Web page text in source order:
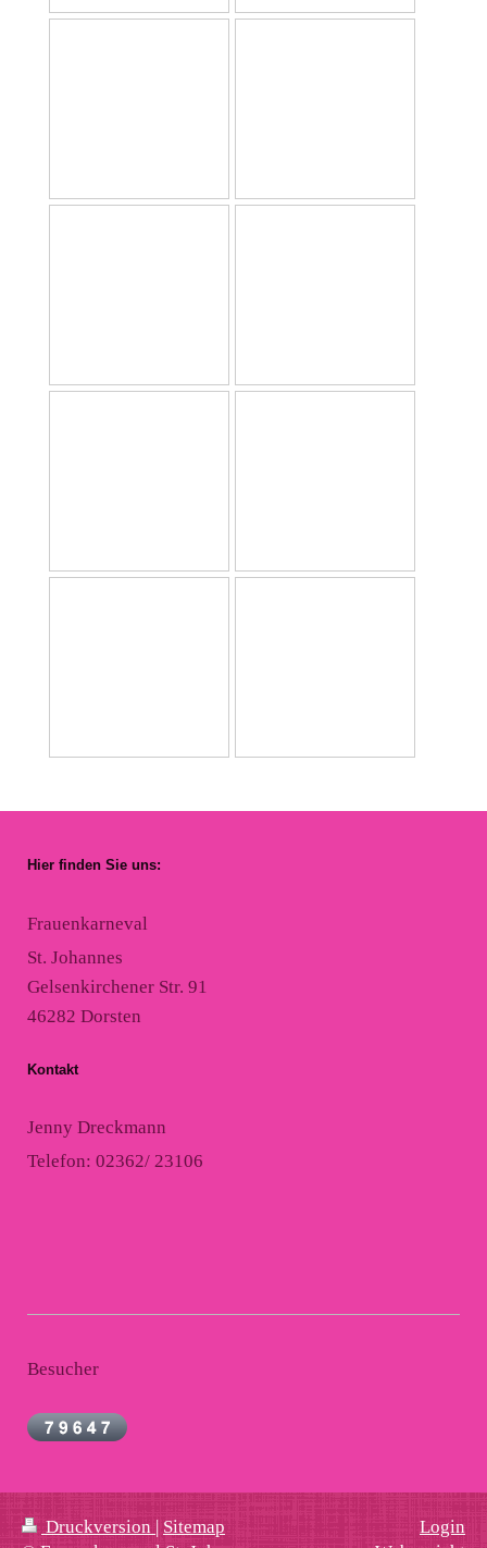
Hier finden Sie uns:
Frauenkarneval
St. Johannes
Gelsenkirchener Str. 91
46282 Dorsten
Kontakt
Jenny Dreckmann
Telefon: 02362/ 23106
Besucher
Druckversion
Sitemap
Login